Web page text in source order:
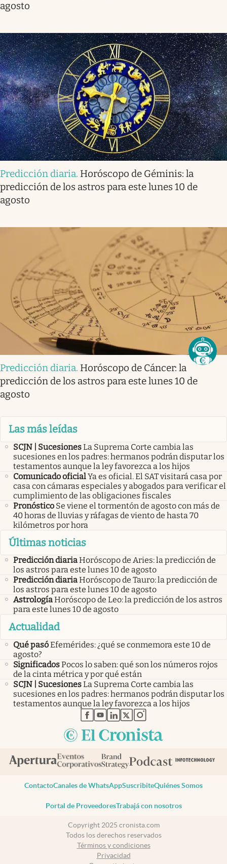
agosto
Predicción diaria. Horóscopo de Géminis: la
predicción de los astros para este lunes 10 de
agosto
Predicción diaria. Horóscopo de Cáncer: la
predicción de los astros para este lunes 10 de
agosto
Las más leídas
SCJN | SucesionesLa Suprema Corte cambia las
sucesiones en los padres: hermanos podrán disputar los
testamentos aunque la ley favorezca a los hijos
Comunicado oficialYa es oficial. El SAT visitará casa por
casa con cámaras especiales y abogados para verificar el
cumplimiento de las obligaciones fiscales
Pronóstico Se viene el tormentón de agosto con más de
40 horas de lluvias y ráfagas de viento de hasta 70
kilómetros por hora
Últimas noticias
Predicción diariaHoróscopo de Aries: la predicción de
los astros para este lunes 10 de agosto
Predicción diariaHoróscopo de Tauro: la predicción de
los astros para este lunes 10 de agosto
AstrologíaHoróscopo de Leo: la predicción de los astros
para este lunes 10 de agosto
Actualidad
Qué pasóEfemérides: ¿qué se conmemora este 10 de
agosto?
SignificadosPocos lo saben: qué son los números rojos
de la cinta métrica y por qué están
SCJN | SucesionesLa Suprema Corte cambia las
sucesiones en los padres: hermanos podrán disputar los
testamentos aunque la ley favorezca a los hijos
abre en nueva pestaña
abre en nueva pestaña
abre en nueva pestaña
abre en nueva pestaña
abre en nueva pestaña
ContactoCanales de WhatsAppSuscribiteQuiénes Somos
Portal de ProveedoresTrabajá con nosotros
Copyright 2025 cronista.com
Todos los derechos reservados
Términos y condiciones
Privacidad